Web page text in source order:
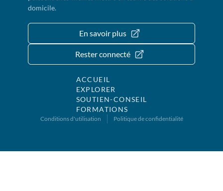
domicile.
En savoir plus
Rester connecté
ACCUEIL
EXPLORER
SOUTIEN-CONSEIL
FORMATIONS
Conditions d'utilisation Politique de confidentialité